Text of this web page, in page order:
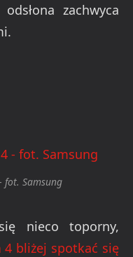
zachwyca
fot. Samsung
nieco toporny,
4 bliżej spotkać się